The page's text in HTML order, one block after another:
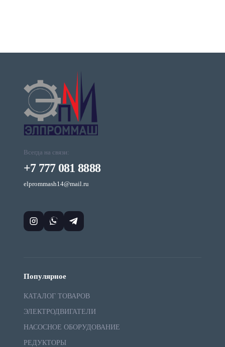
Всегда на связи:
+7 777 081 8888
elprommash14@mail.ru
Популярное
КАТАЛОГ ТОВАРОВ
ЭЛЕКТРОДВИГАТЕЛИ
НАСОСНОЕ ОБОРУДОВАНИЕ
РЕДУКТОРЫ